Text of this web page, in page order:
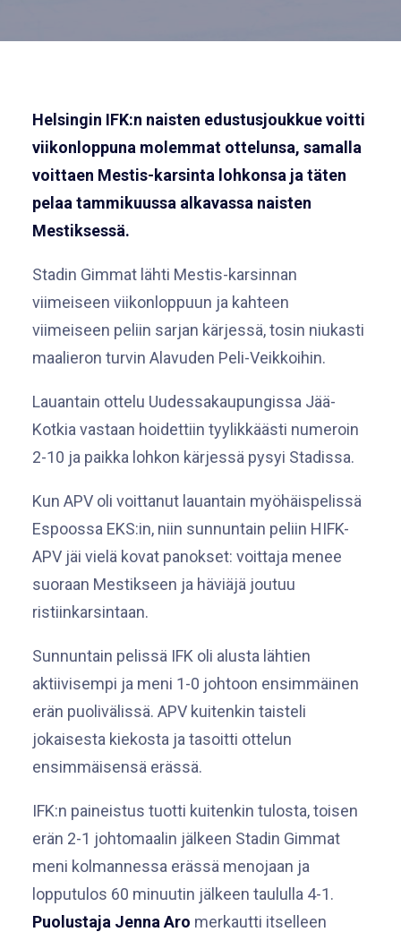
Helsingin IFK:n naisten edustusjoukkue voitti
viikonloppuna molemmat ottelunsa, samalla
voittaen Mestis-karsinta lohkonsa ja täten
pelaa tammikuussa alkavassa naisten
Mestiksessä.
Stadin Gimmat lähti Mestis-karsinnan
viimeiseen viikonloppuun ja kahteen
viimeiseen peliin sarjan kärjessä, tosin niukasti
maalieron turvin Alavuden Peli-Veikkoihin.
Lauantain ottelu Uudessakaupungissa Jää-
Kotkia vastaan hoidettiin tyylikkäästi numeroin
2-10 ja paikka lohkon kärjessä pysyi Stadissa.
Kun APV oli voittanut lauantain myöhäispelissä
Espoossa EKS:in, niin sunnuntain peliin HIFK-
APV jäi vielä kovat panokset: voittaja menee
suoraan Mestikseen ja häviäjä joutuu
ristiinkarsintaan.
Sunnuntain pelissä IFK oli alusta lähtien
aktiivisempi ja meni 1-0 johtoon ensimmäinen
erän puolivälissä. APV kuitenkin taisteli
jokaisesta kiekosta ja tasoitti ottelun
ensimmäisensä erässä.
IFK:n paineistus tuotti kuitenkin tulosta, toisen
erän 2-1 johtomaalin jälkeen Stadin Gimmat
meni kolmannessa erässä menojaan ja
lopputulos 60 minuutin jälkeen taululla 4-1.
Puolustaja Jenna Aro merkautti itselleen